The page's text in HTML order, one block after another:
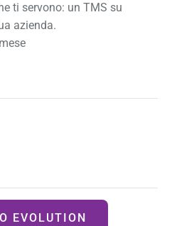
ti servono: un TMS su
azienda.
EVOLUTION